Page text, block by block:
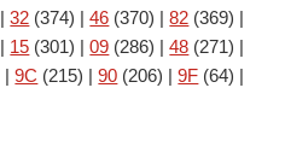
|32 (374) |46 (370) |82 (369) |
| 15 (301) |09 (286) |48 (271) |
|9C (215) |90 (206) |9F (64) |